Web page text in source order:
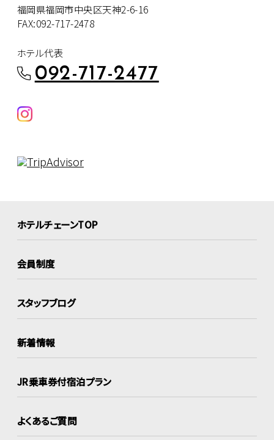
福岡県福岡市中央区天神2-6-16
FAX:092-717-2478
ホテル代表
092-717-2477
ホテルチェーンTOP
会員制度
スタッフブログ
新着情報
JR乗車券付宿泊プラン
よくあるご質問